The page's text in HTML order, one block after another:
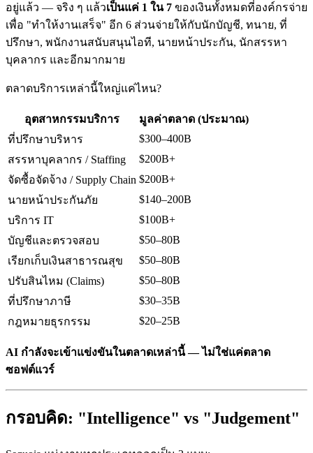
อยู่แล้ว — จริง ๆ แล้วเป็นแค่ 1 ใน 7 ของเงินทั้งหมดที่องค์กรจ่าย
เพื่อ "ทำให้งานเสร็จ" อีก 6 ส่วนจ่ายให้กับนักบัญชี, ทนาย, ที่
ปรึกษา, พนักงานสนับสนุนไอที, นายหน้าประกัน, นักสรรหา
บุคลากร และอีกมากมาย
ตลาดบริการเหล่านี้ใหญ่แค่ไหน?
อุตสาหกรรมบริการ
มูลค่าตลาด (ประมาณ)
ที่ปรึกษาบริหาร
$300–400B
สรรหาบุคลากร / Staffing
$200B+
จัดซื้อจัดจ้าง / Supply Chain $200B+
นายหน้าประกันภัย
$140–200B
บริการ IT
$100B+
บัญชีและตรวจสอบ
$50–80B
เรียกเก็บเงินสาธารณสุข
$50–80B
ปรับสินไหม (Claims)
$50–80B
ที่ปรึกษาภาษี
$30–35B
กฎหมายธุรกรรม
$20–25B
AI กำลังจะเข้าแข่งขันในตลาดเหล่านี้ — ไม่ใช่แค่ตลาด
ซอฟต์แวร์
กรอบคิด: "Intelligence" vs "Judgement"